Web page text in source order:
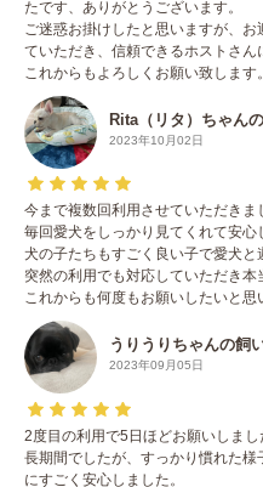
たです、ありがとうございます。
ご迷惑お掛けしたと思いますが、
ていただき、信頼できるホストさん
これからもよろしくお願い致します。
Rita（リタ）ちゃん
2023年10月02日
今まで複数回利用させていただきま
毎回愛犬をしっかり見てくれて安
犬の子たちもすごく良い子で愛犬と
突然の利用でも対応していただき本
これからも何度もお願いしたいと思
うりうりちゃんの飼
2023年09月05日
2度目の利用で5日ほどお願いしまし
長期間でしたが、すっかり慣れた
にすごく安心しました。